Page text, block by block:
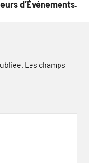
d’Événements.
Les champs